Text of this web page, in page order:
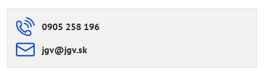
0905 258 196
jgv​@jgv​.sk